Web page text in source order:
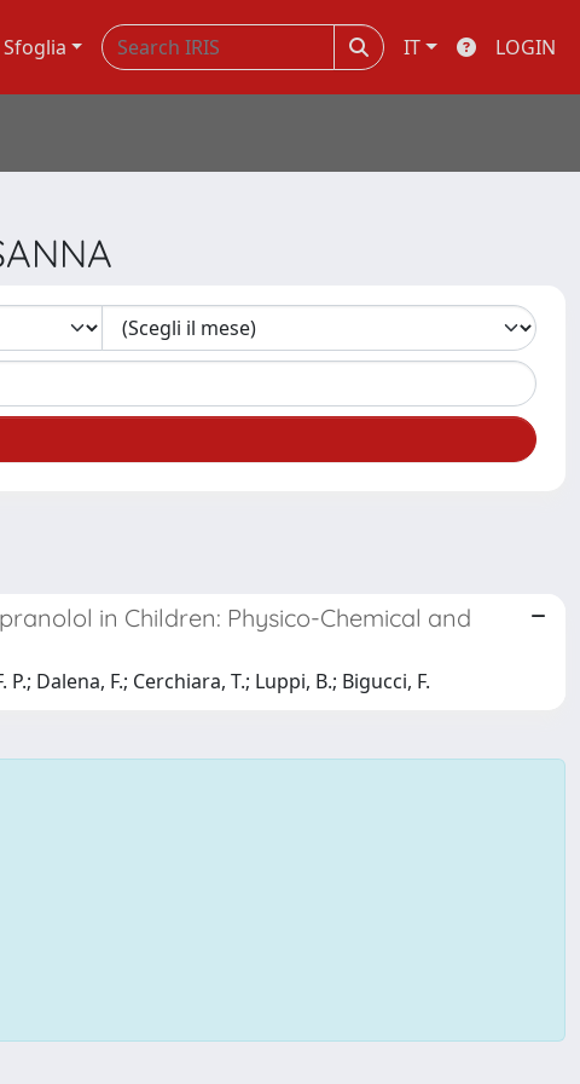
Sfoglia IT LOGIN
in Children: Physico-Chemical and
Dalena, F.; Cerchiara, T.; Luppi, B.; Bigucci, F.